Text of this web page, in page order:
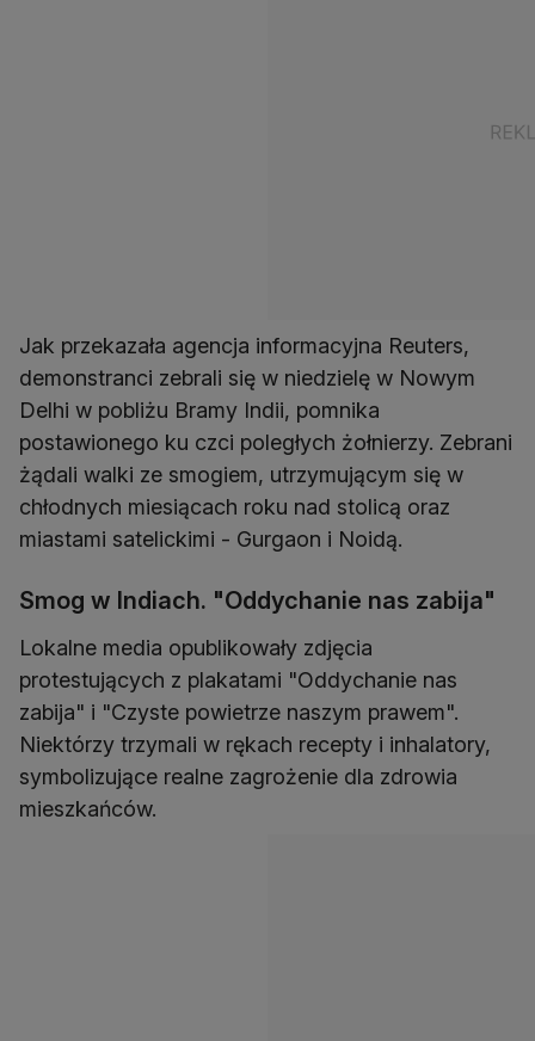
Jak przekazała agencja informacyjna Reuters,
demonstranci zebrali się w niedzielę w Nowym
Delhi w pobliżu Bramy Indii, pomnika
postawionego ku czci poległych żołnierzy. Zebrani
żądali walki ze smogiem, utrzymującym się w
chłodnych miesiącach roku nad stolicą oraz
miastami satelickimi - Gurgaon i Noidą.
Smog w Indiach. "Oddychanie nas zabija"
Lokalne media opublikowały zdjęcia
protestujących z plakatami "Oddychanie nas
zabija" i "Czyste powietrze naszym prawem".
Niektórzy trzymali w rękach recepty i inhalatory,
symbolizujące realne zagrożenie dla zdrowia
mieszkańców.